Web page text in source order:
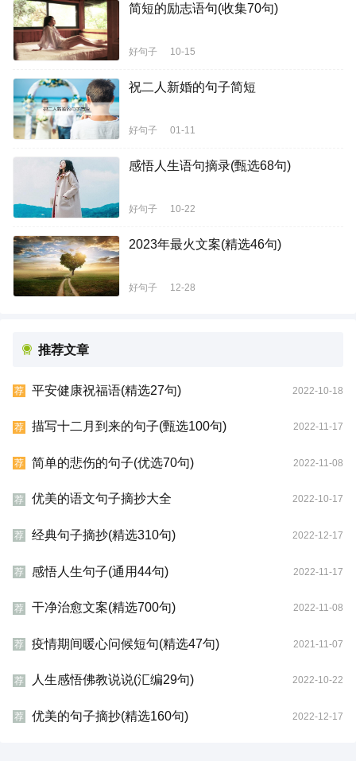
简短的励志语句(收集70句)
好句子 10-15
祝二人新婚的句子简短
好句子 01-11
感悟人生语句摘录(甄选68句)
好句子 10-22
2023年最火文案(精选46句)
好句子 12-28
推荐文章
荐 平安健康祝福语(精选27句) 2022-10-18
荐 描写十二月到来的句子(甄选100句) 2022-11-17
荐 简单的悲伤的句子(优选70句) 2022-11-08
荐 优美的语文句子摘抄大全 2022-10-17
荐 经典句子摘抄(精选310句) 2022-12-17
荐 感悟人生句子(通用44句) 2022-11-17
荐 干净治愈文案(精选700句) 2022-11-08
荐 疫情期间暖心问候短句(精选47句) 2021-11-07
荐 人生感悟佛教说说(汇编29句) 2022-10-22
荐 优美的句子摘抄(精选160句) 2022-12-17